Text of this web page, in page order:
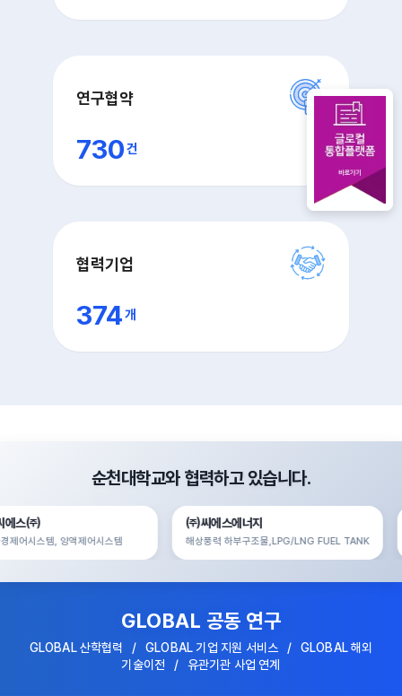
연구협약
730건
협력기업
374개
순천대학교와 협력하고 있습니다.
스㈜
제어시스템, 양액제어시스템
㈜씨에스에너지
해상풍력 하부구조물,LPG/LNG FUEL TANK
GLOBAL 공동 연구
GLOBAL 산학협력 / GLOBAL 기업 지원 서비스 / GLOBAL 해외
기술이전 / 유관기관 사업 연계